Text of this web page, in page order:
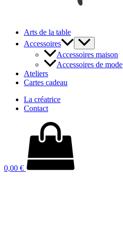
Arts de la table
Accessoires
Accessoires maison
Accessoires de mode
Ateliers
Cartes cadeau
La créatrice
Contact
0,00 €